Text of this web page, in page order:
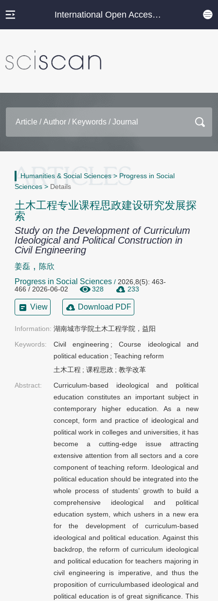
International Open Access Journal Platform
Humanities & Social Sciences > Progress in Social
Sciences > Details
土木工程专业课程思政建设研究发展探
索
Study on the Development of Curriculum
Ideological and Political Construction in
Civil Engineering
姜磊 , 陈欣
Progress in Social Sciences / 2026,8(5): 463-
466 / 2026-06-02
328 233
View Download PDF
Information: 湖南城市学院土木工程学院，益阳
Keywords:
Civil engineering ;Course ideological and
political education ; Teaching reform
土木工程 ; 课程思政 ; 教学改革
Abstract:
Curriculum-based ideological and political
education constitutes an important subject in
contemporary higher education. As a new
concept, form and practice of ideological and
political work in colleges and universities, it has
become a cutting-edge issue attracting
extensive attention from all sectors and a core
component of teaching reform. Ideological and
political education should be integrated into the
whole process of students’ growth to build a
comprehensive ideological and political
education system, which ushers in a new era
for the development of curriculum-based
ideological and political education. Against this
backdrop, the reform of curriculum ideological
and political education for teachers majoring in
civil engineering is imperative, and thus the
proposition of curriculumbased ideological and
political education is of great significance. This